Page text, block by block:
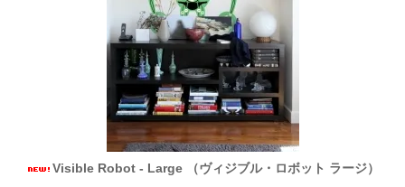
Visible Robot - Large （ヴィジブル・ロボット ラージ）